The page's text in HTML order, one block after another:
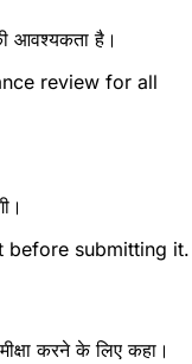
आवश्यकता है।
review for all
before submitting it.
करने के लिए कहा।